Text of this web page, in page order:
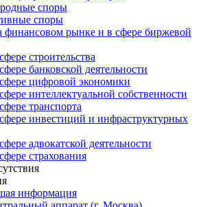
споры
споры
рынке и в сфере биржевой
строительства
банковской деятельности
цифровой экономики
интеллектуальной собственности
транспорта
инвестиций и инфраструктурных
адвокатской деятельности
страхования
информация